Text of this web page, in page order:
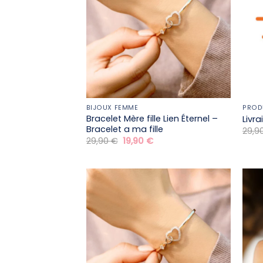
BIJOUX FEMME
Bracelet Mère fille​ Lien Éternel –
Bracelet a ma fille
29,90€ Le
prix
19,90 €Le
19,90 €.